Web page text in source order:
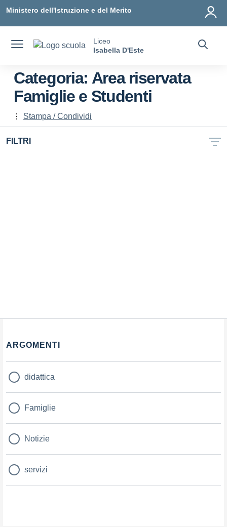
Ministero dell'Istruzione e del Merito
Liceo
Isabella D'Este
Categoria: Area riservata
Famiglie e Studenti
Stampa / Condividi
FILTRI
ARGOMENTI
didattica
Famiglie
Notizie
servizi